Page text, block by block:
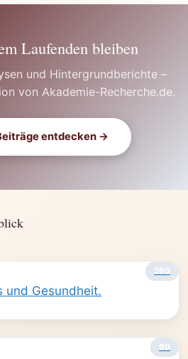
Laufenden bleiben
und Hintergrundberichte –
von Akademie-Recherche.de.
entdecken →
260
und Gesundheit.
90